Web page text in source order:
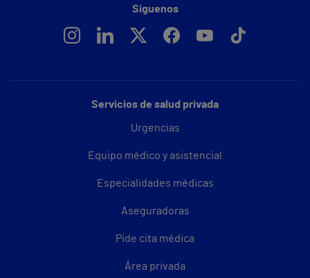
Servicios de salud privada
Urgencias
Equipo médico y asistencial
Especialidades médicas
Aseguradoras
Pide cita médica
Área privada
Síguenos